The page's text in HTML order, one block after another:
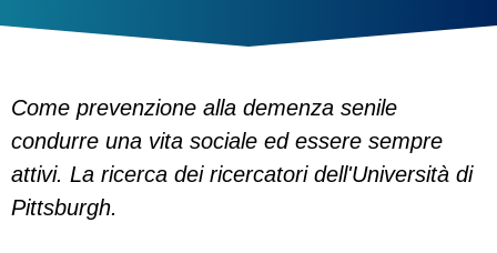
Come prevenzione alla demenza senile
condurre una vita sociale ed essere sempre
attivi. La ricerca dei ricercatori dell'Università di
Pittsburgh.